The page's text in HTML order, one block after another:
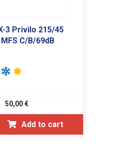
3 Privilo 215/45
C/B/69dB
50,00€
Add to cart